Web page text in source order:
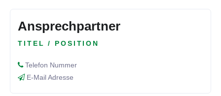
Ansprechpartner
TITEL / POSITION
Telefon Nummer
E-Mail Adresse